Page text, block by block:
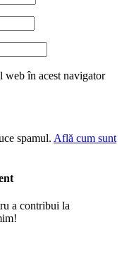
web în acest navigator
spamul. Află cum sunt
a contribui la